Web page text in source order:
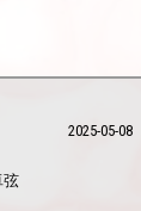
2025-05-08
弦